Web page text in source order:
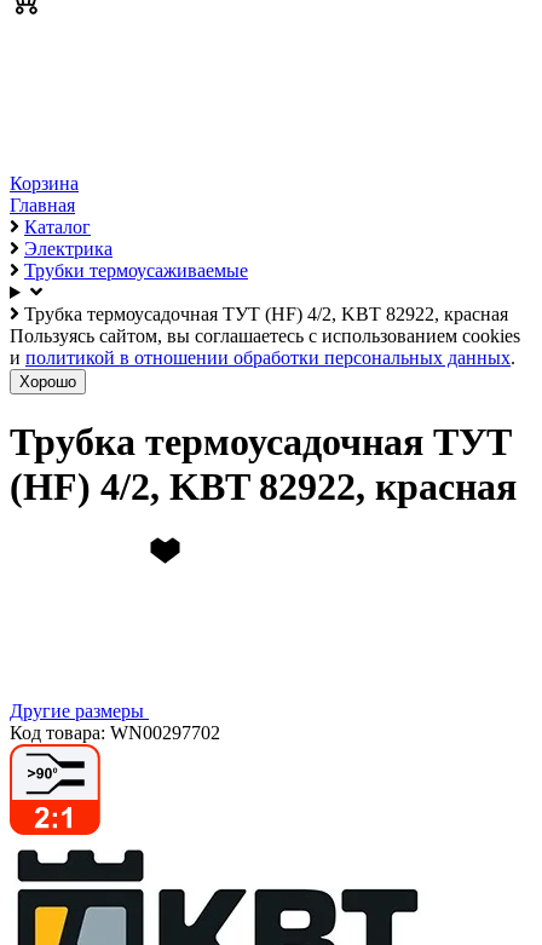
Корзина
Главная
Каталог
Электрика
Трубки термоусаживаемые
Трубка термоусадочная ТУТ (HF) 4/2, KBT 82922, красная
Пользуясь сайтом, вы соглашаетесь с использованием cookies
и политикой в отношении обработки персональных данных.
Хорошо
Трубка термоусадочная ТУТ
(HF) 4/2, KBT 82922, красная
Другие размеры
Код товара: WN00297702